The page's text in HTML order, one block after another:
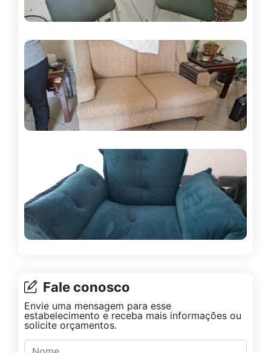
Fale conosco
Envie uma mensagem para esse
estabelecimento e receba mais informações ou
solicite orçamentos.